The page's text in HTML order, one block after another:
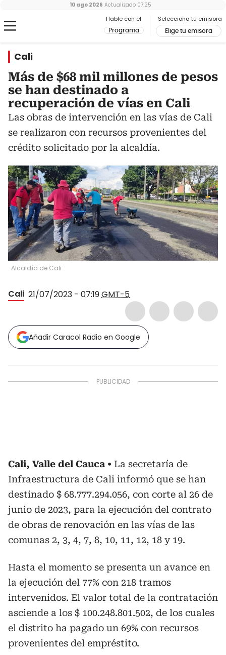
Hable con el
Programa
Selecciona tu emisora
Elige tu emisora
10 ago 2026 Actualizado 07:25
Cali
Más de $68 mil millones de pesos
se han destinado a
recuperación de vías en Cali
Las obras de intervención en las vías de Cali
se realizaron con recursos provenientes del
crédito solicitado por la alcaldía.
Alcaldía de Cali
Cali 21/07/2023 - 07:19GMT-5
Añadir Caracol Radio en Google
Cali, Valle del Cauca
La secretaría de
Infraestructura de Cali informó que se han
destinado $ 68.777.294.056, con corte al 26 de
junio de 2023, para la ejecución del contrato
de obras de renovación en las vías de las
comunas 2, 3, 4, 7, 8, 10, 11, 12, 18 y 19.
Hasta el momento se presenta un avance en
la ejecución del 77% con 218 tramos
intervenidos. El valor total de la contratación
asciende a los $ 100.248.801.502, de los cuales
el distrito ha pagado un 69% con recursos
provenientes del empréstito.